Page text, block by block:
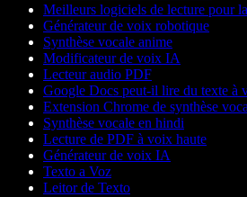
Meilleurs logiciels de lecture pour
Générateur de voix robotique
Synthèse vocale anime
Modificateur de voix IA
Lecteur audio PDF
Google Docs peut-il lire du texte à
Extension Chrome de synthèse
Synthèse vocale en hindi
Lecture de PDF à voix haute
Générateur de voix IA
Texto a Voz
Leitor de Texto